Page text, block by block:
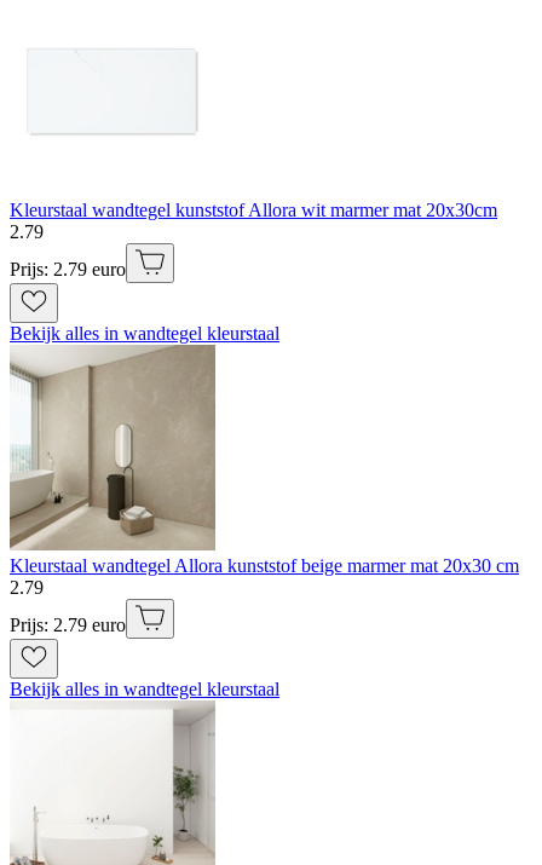
Kleurstaal wandtegel kunststof Allora wit marmer mat 20x30cm
2.79
Prijs: 2.79 euro
Bekijk alles in wandtegel kleurstaal
Kleurstaal wandtegel Allora kunststof beige marmer mat 20x30 cm
2.79
Prijs: 2.79 euro
Bekijk alles in wandtegel kleurstaal